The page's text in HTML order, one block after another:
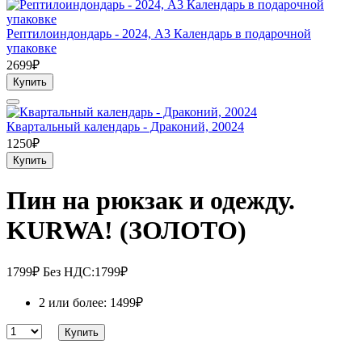
Рептилоиндондарь - 2024, А3 Календарь в подарочной
упаковке
2699₽
Купить
Квартальный календарь - Драконий, 20024
1250₽
Купить
Пин на рюкзак и одежду.
KURWA! (ЗОЛОТО)
1799₽ Без НДС:1799₽
2 или более: 1499₽
Купить